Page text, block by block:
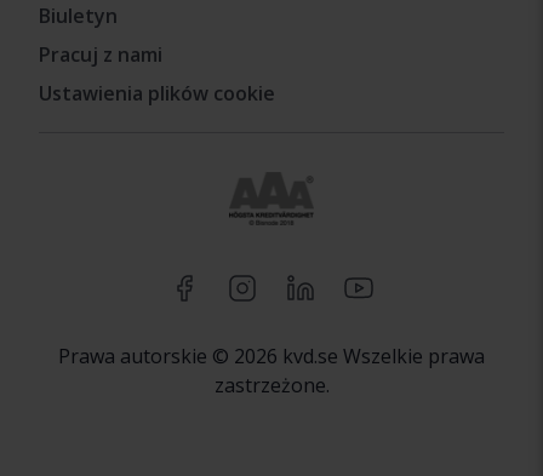
Biuletyn
Pracuj z nami
Ustawienia plików cookie
Prawa autorskie © 2026 kvd.se Wszelkie prawa
zastrzeżone.